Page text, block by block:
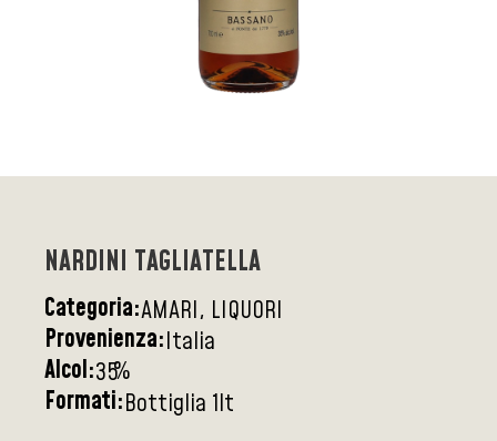
NARDINI TAGLIATELLA
Categoria:AMARI, LIQUORI
Provenienza:Italia
Alcol:35%
Formati:Bottiglia 1lt